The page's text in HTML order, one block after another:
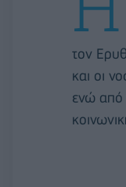
τον
και οι
ενώ από